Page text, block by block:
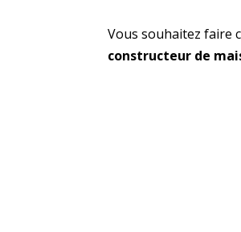
Vous souhaitez faire
constructeur de